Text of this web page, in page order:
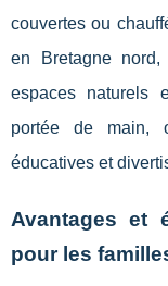
couvertes ou
en Bretagne
espaces naturels
portée de main,
éducatives et
Avantages et
pour les